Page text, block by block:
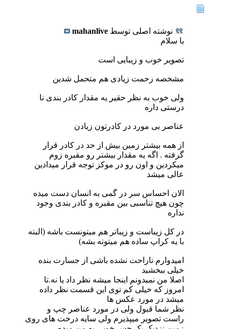
نوشته اصلی توسط mahanlive
با سلام
تصویر خوب و زیبایی است
مشخصه زحمت زیادی هم متحمل شدین
ولی خوب به نظر حقیر یه مقدار کادر بندی نا
درستی داره
عناصر بی مورد در کادرتون زیادن
از همه بیشتر زمین بیش از حد در کادر قرار
گرفته . اگه یه مقدار بیشتر رو مقبره زوم
میکردین و اون رو در موکز توجه قرار میدادین
عالی میشد
الان احساس سر در گمی به انسان دست میده
چون هیچ تناسبی بین مقبره و کادر بندی وجود
نداره
در کل زیباست و زیباتر هم میتونست باشه (البته
با یه کراپ ساده هم میتونه بشه)
امیدوارم ناراحت نشده باشی از جسارت بنده
خیلی ببخشید
اصلا من نمیدونم اینجا میشه نظر داد یا نه.تا
امروز که خیلی کم توی این قسمت نظر داده
میشد در مورد عکس ها
نظر شما قبول ولی در مورد عناصر چپ و
راست تصویر میپذیرم ولی سایه درخت های روی